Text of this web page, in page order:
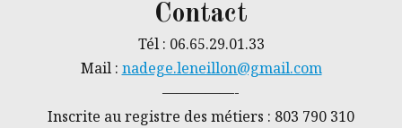
Contact
Tél : 06.65.29.01.33
Mail : nadege.leneillon@gmail.com
—————-
Inscrite au registre des métiers : 803 790 310